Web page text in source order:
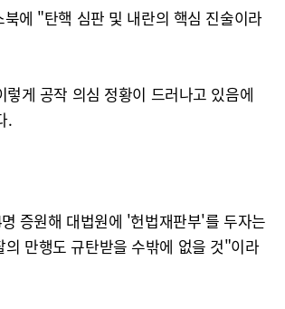
에 "탄핵 심판 및 내란의 핵심 진술이라
게 공작 의심 정황이 드러나고 있음에
.
증원해 대법원에 '헌법재판부'를 두자는
만행도 규탄받을 수밖에 없을 것"이라